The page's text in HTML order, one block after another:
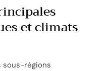
et climats
sous-régions